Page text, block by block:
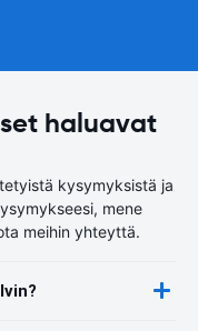
haluavat
kysymyksistä ja
mene
meihin yhteyttä.